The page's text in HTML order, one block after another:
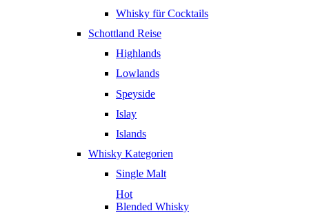
Whisky für Cocktails
Schottland Reise
Highlands
Lowlands
Speyside
Islay
Islands
Whisky Kategorien
Single Malt
Hot
Blended Whisky